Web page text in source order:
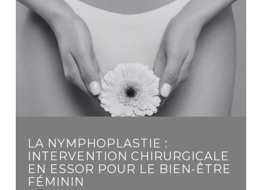
LA NYMPHOPLASTIE :
INTERVENTION CHIRURGICALE
EN ESSOR POUR LE BIEN-ÊTRE
FÉMININ